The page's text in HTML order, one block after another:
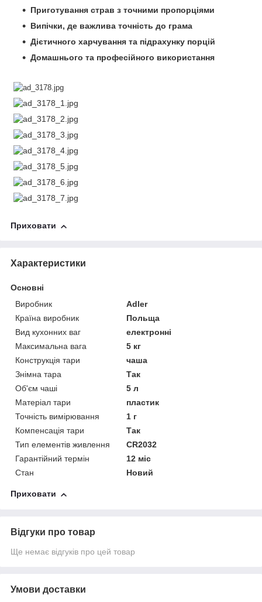
Приготування страв з точними пропорціями
Випічки, де важлива точність до грама
Дієтичного харчування та підрахунку порцій
Домашнього та професійного використання
Приховати
Характеристики
Основні
Виробник
Adler
Країна виробник
Польща
Вид кухонних ваг
електронні
Максимальна вага
5 кг
Конструкція тари
чаша
Знімна тара
Так
Об'єм чаші
5 л
Матеріал тари
пластик
Точність вимірювання
1 г
Компенсація тари
Так
Тип елементів живлення
CR2032
Гарантійний термін
12 міс
Стан
Новий
Приховати
Відгуки про товар
Ще немає відгуків про цей товар
Умови доставки